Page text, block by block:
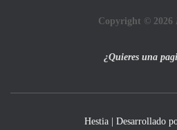
Copyright © 2026
¿Quieres una
Hestia | Desarrollado